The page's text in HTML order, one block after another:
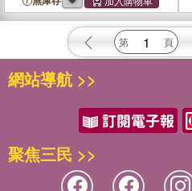
網站導航 >>
聚焦三民 >>